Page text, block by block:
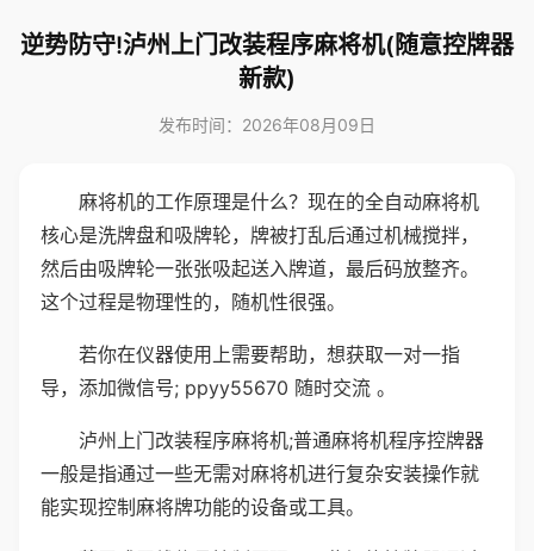
逆势防守!泸州上门改装程序麻将机(随意控牌器
新款)
发布时间：2026年08月09日
麻将机的工作原理是什么？现在的全自动麻将机
核心是洗牌盘和吸牌轮，牌被打乱后通过机械搅拌，
然后由吸牌轮一张张吸起送入牌道，最后码放整齐。
这个过程是物理性的，随机性很强。
若你在仪器使用上需要帮助，想获取一对一指
导，添加微信号; ppyy55670 随时交流 。
泸州上门改装程序麻将机;普通麻将机程序控牌器
一般是指通过一些无需对麻将机进行复杂安装操作就
能实现控制麻将牌功能的设备或工具。